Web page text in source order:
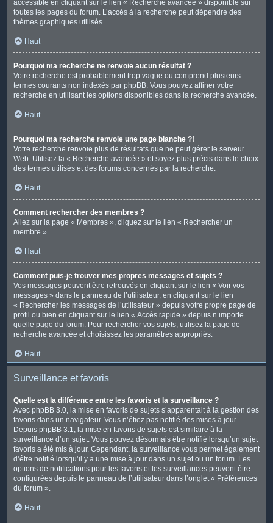
accessible en cliquant sur le lien « Recherche avancée » disponible sur
toutes les pages du forum. L’accès à la recherche peut dépendre des
thèmes graphiques utilisés.
Haut
Pourquoi ma recherche ne renvoie aucun résultat ?
Votre recherche est probablement trop vague ou comprend plusieurs
termes courants non indexés par phpBB. Vous pouvez affiner votre
recherche en utilisant les options disponibles dans la recherche avancée.
Haut
Pourquoi ma recherche renvoie une page blanche ?!
Votre recherche renvoie plus de résultats que ne peut gérer le serveur
Web. Utilisez la « Recherche avancée » et soyez plus précis dans le choix
des termes utilisés et des forums concernés par la recherche.
Haut
Comment rechercher des membres ?
Allez sur la page « Membres », cliquez sur le lien « Rechercher un
membre ».
Haut
Comment puis-je trouver mes propres messages et sujets ?
Vos messages peuvent être retrouvés en cliquant sur le lien « Voir vos
messages » dans le panneau de l’utilisateur, en cliquant sur le lien
« Rechercher les messages de l’utilisateur » depuis votre propre page de
profil ou bien en cliquant sur le lien « Accès rapide » depuis n’importe
quelle page du forum. Pour rechercher vos sujets, utilisez la page de
recherche avancée et choisissez les paramètres appropriés.
Haut
Surveillance et favoris
Quelle est la différence entre les favoris et la surveillance ?
Avec phpBB 3.0, la mise en favoris de sujets s’apparentait à la gestion des
favoris dans un navigateur. Vous n’étiez pas notifié des mises à jour.
Depuis phpBB 3.1, la mise en favoris de sujets est similaire à la
surveillance d’un sujet. Vous pouvez désormais être notifié lorsqu’un sujet
favoris a été mis à jour. Cependant, la surveillance vous permet également
d’être notifié lorsqu’il y a une mise à jour dans un sujet ou un forum. Les
options de notifications pour les favoris et les surveillances peuvent être
configurées depuis le panneau de l’utilisateur dans l’onglet « Préférences
du forum ».
Haut